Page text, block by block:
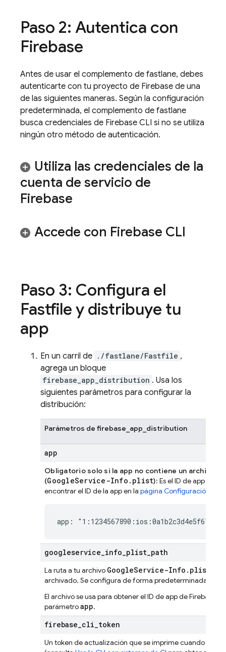
Paso 2: Autentica con
Firebase
Antes de usar el complemento de fastlane, debes
autenticarte con tu proyecto de Firebase de una
de las siguientes maneras. Según la configuración
predeterminada, el complemento de fastlane
busca credenciales de Firebase CLI si no se utiliza
ningún otro método de autenticación.
Utiliza las credenciales de la
cuenta de servicio de
Firebase
Accede con Firebase CLI
Paso 3: Configura el
Fastfile y distribuye tu
app
En un carril de ./fastlane/Fastfile ,
agrega un bloque
firebase_app_distribution . Usa los
siguientes parámetros para configurar la
distribución:
Parámetros de firebase_app_distribution
app
Obligatorio solo si la app no contiene un archivo
(GoogleService-Info.plist): Es el ID de app de
encontrar el ID de la app en la página Configuración
app: "1:1234567890:ios:0a1b2c3d4e5f67890"
googleservice_info_plist_path
La ruta a tu archivo GoogleService-Info.plist
archivado. Se configura de forma predeterminada en
El archivo se usa para obtener el ID de app de Firebase
parámetroapp.
firebase_cli_token
Un token de actualización que se imprime cuando